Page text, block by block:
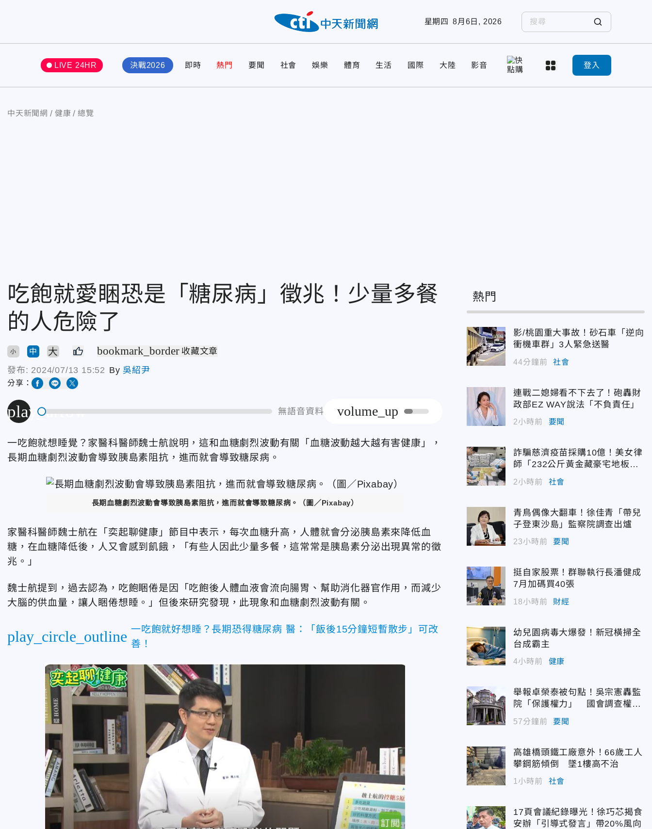
星期四 8月6日, 2026
LIVE 24HR 決戰2026 即時 熱門 要聞 社會 娛樂 體育 生活 國際 大陸 影音 登入
中天新聞網 健康 總覽
吃飽就愛睏恐是「糖尿病」徵兆！少量多餐
的人危險了
小 中 大 bookmark_border 收藏文章
發布: 2024/07/13 15:52 By 吳紹尹
分享：
play_arrow 無語音資料 volume_up
一吃飽就想睡覺？家醫科醫師魏士航說明，這和血糖劇烈波動有關「血糖波動越大越有害健康」，
長期血糖劇烈波動會導致胰島素阻抗，進而就會導致糖尿病。
長期血糖劇烈波動會導致胰島素阻抗，進而就會導致糖尿病。（圖／Pixabay）
家醫科醫師魏士航在「奕起聊健康」節目中表示，每次血糖升高，人體就會分泌胰島素來降低血
糖，在血糖降低後，人又會感到飢餓，「有些人因此少量多餐，這常常是胰島素分泌出現異常的徵
兆。」
魏士航提到，過去認為，吃飽睏倦是因「吃飽後人體血液會流向腸胃、幫助消化器官作用，而減少
大腦的供血量，讓人睏倦想睡。」但後來研究發現，此現象和血糖劇烈波動有關。
play_circle_outline 一吃飽就好想睡？長期恐得糖尿病 醫：「飯後15分鐘短暫散步」可改
善！
熱門
影/桃園重大事故！砂石車「逆向
衝機車群」3人緊急送醫
44分鐘前 社會
連戰二媳婦看不下去了！砲轟財
政部EZ WAY說法「不負責任」
2小時前 要聞
詐騙慈濟疫苗採購10億！美女律
師「232公斤黃金藏豪宅地板
下」
2小時前 社會
青鳥偶像大翻車！徐佳青「帶兒
子登東沙島」監察院調查出爐
23小時前 要聞
挺自家股票！群聯執行長潘健成
7月加碼買40張
18小時前 財經
幼兒園病毒大爆發！新冠橫掃全
台成霸主
4小時前 健康
舉報卓榮泰被句點！吳宗憲轟監
院「保護權力」 國會調查權遭
閹割
57分鐘前 要聞
高雄橋頭鐵工廠意外！66歲工人
攀鋼筋傾倒 墜1樓高不治
1小時前 社會
17頁會議紀錄曝光！徐巧芯揭食
安辦「引導式發言」帶20%風向